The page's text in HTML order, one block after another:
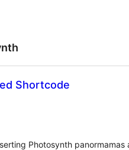
Shortcode
Photosynth panormamas